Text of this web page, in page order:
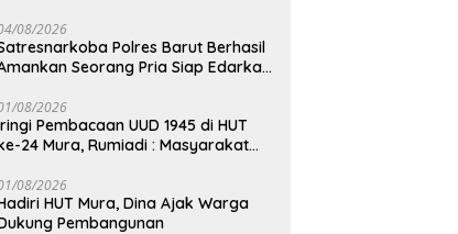
08/2026
Polres Barut Berhasil
Seorang Pria Siap Edarkan
08/2026
Pembacaan UUD 1945 di HUT
24 Mura, Rumiadi : Masyarakat
Lebih Besar
08/2026
HUT Mura, Dina Ajak Warga
Pembangunan